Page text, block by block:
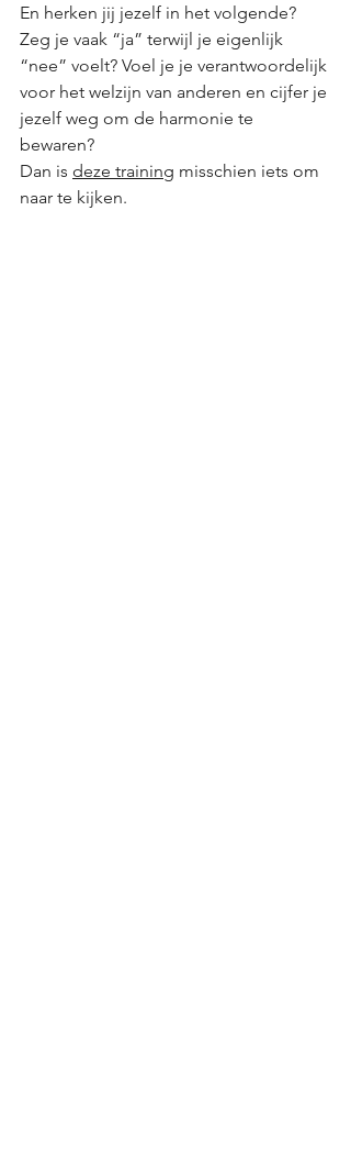
En herken jij jezelf in het volgende?
Zeg je vaak “ja” terwijl je eigenlijk
“nee” voelt? Voel je je verantwoordelijk
voor het welzijn van anderen en cijfer je
jezelf weg om de harmonie te
bewaren?
Dan is deze training misschien iets om
naar te kijken.